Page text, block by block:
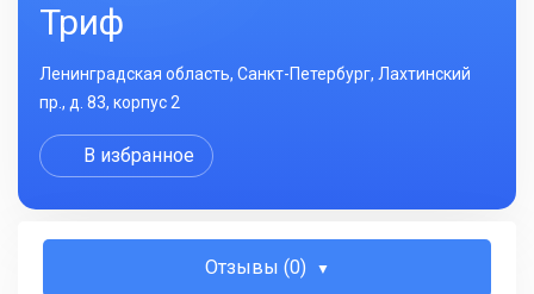
Триф
Ленинградская область, Санкт-Петербург, Лахтинский
пр., д. 83, корпус 2
В избранное
Отзывы (0)